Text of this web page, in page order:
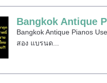
Bangkok Antique
Bangkok Antique Pianos
สอง แบรนด...